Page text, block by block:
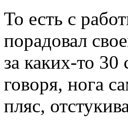
То есть с
порадовал
за каких-то
говоря, нога
пляс,